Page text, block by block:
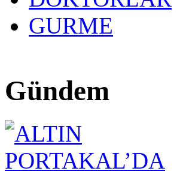
GURME
Gündem